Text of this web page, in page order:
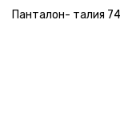
Панталон- талия